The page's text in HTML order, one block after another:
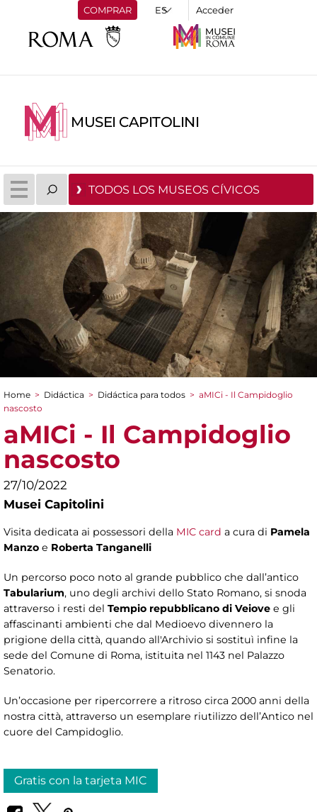
COMPRAR Acceder
MUSEI CAPITOLINI
TODOS LOS MUSEOS CÍVICOS
You are here
Home > Didáctica > Didáctica para todos > aMICi - Il Campidoglio
nascosto
aMICi - Il Campidoglio
nascosto
27/10/2022
Musei Capitolini
Visita dedicata ai possessori della MIC card a cura di Pamela
Manzo e Roberta Tanganelli
Un percorso poco noto al grande pubblico che dall’antico
Tabularium, uno degli archivi dello Stato Romano, si snoda
attraverso i resti del Tempio repubblicano di Veiove e gli
affascinanti ambienti che dal Medioevo divennero la
prigione della città, quando all'Archivio si sostituì infine la
sede del Comune di Roma, istituita nel 1143 nel Palazzo
Senatorio.
Un’occasione per ripercorrere a ritroso circa 2000 anni della
nostra città, attraverso un esemplare riutilizzo dell’Antico nel
cuore del Campidoglio.
Gratis con la tarjeta MIC